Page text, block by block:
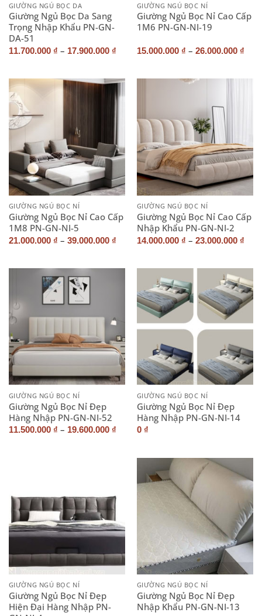
GIƯỜNG NGỦ BỌC DA
Giường Ngủ Bọc Da Sang
Trọng Nhập Khẩu PN-GN-
DA-51
11.700.000 ₫ – 17.900.000 ₫
GIƯỜNG NGỦ BỌC NỈ
Giường Ngủ Bọc Nỉ Cao Cấp
1M6 PN-GN-NI-19
15.000.000 ₫ – 26.000.000 ₫
GIƯỜNG NGỦ BỌC NỈ
Giường Ngủ Bọc Nỉ Cao Cấp
1M8 PN-GN-NI-5
21.000.000 ₫ – 39.000.000 ₫
GIƯỜNG NGỦ BỌC NỈ
Giường Ngủ Bọc Nỉ Cao Cấp
Nhập Khẩu PN-GN-NI-2
14.000.000 ₫ – 23.000.000 ₫
GIƯỜNG NGỦ BỌC NỈ
Giường Ngủ Bọc Nỉ Đẹp
Hàng Nhập PN-GN-NI-52
11.500.000 ₫ – 19.600.000 ₫
GIƯỜNG NGỦ BỌC NỈ
Giường Ngủ Bọc Nỉ Đẹp
Hàng Nhập PN-GN-NI-14
0 ₫
GIƯỜNG NGỦ BỌC NỈ
Giường Ngủ Bọc Nỉ Đẹp
Hiện Đại Hàng Nhập PN-
GIƯỜNG NGỦ BỌC NỈ
Giường Ngủ Bọc Nỉ Đẹp
Nhập Khẩu PN-GN-NI-13